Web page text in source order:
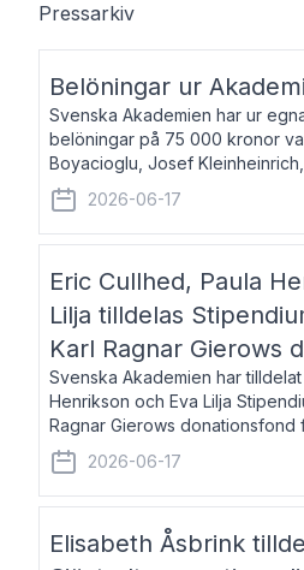
Pressarkiv
Belöningar ur
Svenska Akademien har ur
belöningar på 75 000 kronor
Boyacioglu, Josef
Stenroth och Svante
född 1981, är poet och
2026-06-17
Eric Cullhed, Paula
Lilja tilldelas
Karl Ragnar Gierows
Svenska Akademien har
Henrikson och Eva Lilja
Ragnar Gierows donationsfond
Stipendiebeloppet är på 70
Cullhed, född 1985, är
2026-06-17
Elisabeth Åsbrink